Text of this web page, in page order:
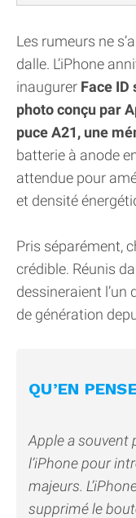
Les rumeurs ne
dalle. L’iPhone
inaugurer Face ID
photo conçu par
puce A21, une
batterie à anode
attendue pour
et densité
Pris séparément,
crédible. Réunis
dessineraient
de génération
QU’EN
Apple a souvent
l’iPhone pour
majeurs.
supprimé le